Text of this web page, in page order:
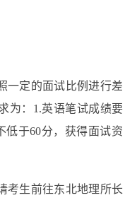
定的面试比例进行差
为：1.英语笔试成绩要
低于60分，获得面试资
生前往东北地理所长